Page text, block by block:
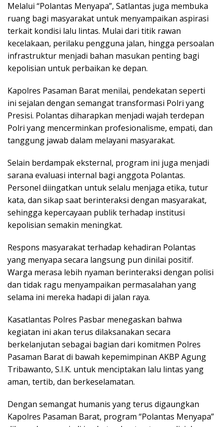
Melalui “Polantas Menyapa”, Satlantas juga membuka
ruang bagi masyarakat untuk menyampaikan aspirasi
terkait kondisi lalu lintas. Mulai dari titik rawan
kecelakaan, perilaku pengguna jalan, hingga persoalan
infrastruktur menjadi bahan masukan penting bagi
kepolisian untuk perbaikan ke depan.
Kapolres Pasaman Barat menilai, pendekatan seperti
ini sejalan dengan semangat transformasi Polri yang
Presisi. Polantas diharapkan menjadi wajah terdepan
Polri yang mencerminkan profesionalisme, empati, dan
tanggung jawab dalam melayani masyarakat.
Selain berdampak eksternal, program ini juga menjadi
sarana evaluasi internal bagi anggota Polantas.
Personel diingatkan untuk selalu menjaga etika, tutur
kata, dan sikap saat berinteraksi dengan masyarakat,
sehingga kepercayaan publik terhadap institusi
kepolisian semakin meningkat.
Respons masyarakat terhadap kehadiran Polantas
yang menyapa secara langsung pun dinilai positif.
Warga merasa lebih nyaman berinteraksi dengan polisi
dan tidak ragu menyampaikan permasalahan yang
selama ini mereka hadapi di jalan raya.
Kasatlantas Polres Pasbar menegaskan bahwa
kegiatan ini akan terus dilaksanakan secara
berkelanjutan sebagai bagian dari komitmen Polres
Pasaman Barat di bawah kepemimpinan AKBP Agung
Tribawanto, S.I.K. untuk menciptakan lalu lintas yang
aman, tertib, dan berkeselamatan.
Dengan semangat humanis yang terus digaungkan
Kapolres Pasaman Barat, program “Polantas Menyapa”